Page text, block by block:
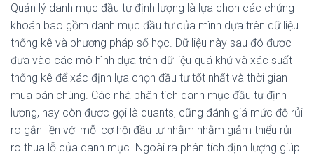
Quản lý danh mục đầu tư định lượng là lựa chọn các chứng
khoán bao gồm danh mục đầu tư của mình dựa trên dữ liệu
thống kê và phương pháp số học. Dữ liệu này sau đó được
đưa vào các mô hình dựa trên dữ liệu quá khứ và xác suất
thống kê để xác định lựa chọn đầu tư tốt nhất và thời gian
mua bán chúng. Các nhà phân tích danh mục đầu tư định
lượng, hay còn được gọi là quants, cũng đánh giá mức độ rủi
ro gắn liền với mỗi cơ hội đầu tư nhằm nhằm giảm thiểu rủi
ro thua lỗ của danh mục. Ngoài ra phân tích định lượng giúp